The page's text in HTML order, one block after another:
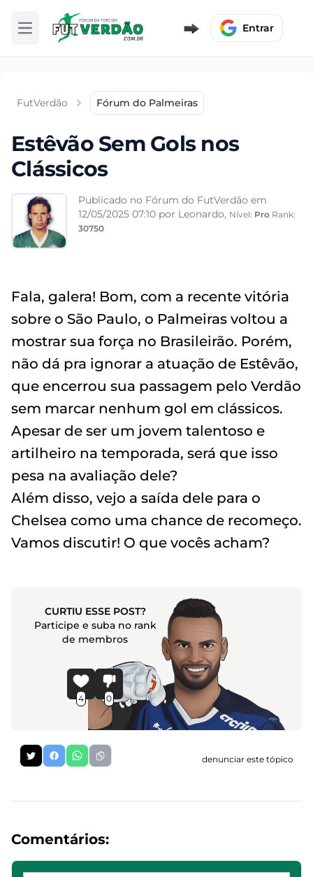
Abrir menu Entrar
FutVerdão Fórum do Palmeiras
Estêvão Sem Gols nos
Clássicos
Publicado no Fórum do FutVerdão em
12/05/2025 07:10 por Leonardo, Nível: Pro Rank:
30750
Fala, galera! Bom, com a recente vitória
sobre o São Paulo, o Palmeiras voltou a
mostrar sua força no Brasileirão. Porém,
não dá pra ignorar a atuação de Estêvão,
que encerrou sua passagem pelo Verdão
sem marcar nenhum gol em clássicos.
Apesar de ser um jovem talentoso e
artilheiro na temporada, será que isso
pesa na avaliação dele?
Além disso, vejo a saída dele para o
Chelsea como uma chance de recomeço.
Vamos discutir! O que vocês acham?
CURTIU ESSE POST?
Participe e suba no rank
de membros
4 0
denunciar este tópico
Comentários: